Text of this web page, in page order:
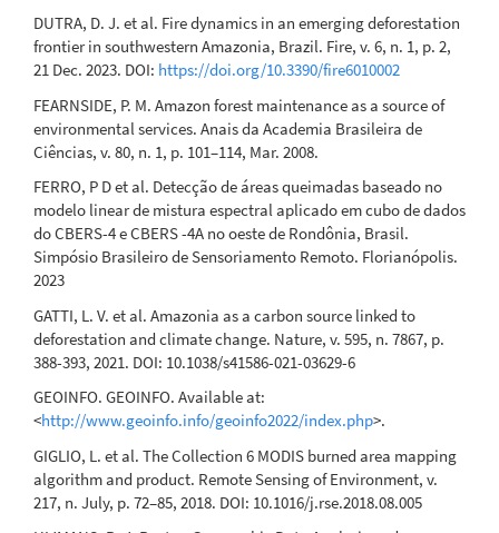
DUTRA, D. J. et al. Fire dynamics in an emerging deforestation
frontier in southwestern Amazonia, Brazil. Fire, v. 6, n. 1, p. 2,
21 Dec. 2023. DOI: https://doi.org/10.3390/fire6010002
FEARNSIDE, P. M. Amazon forest maintenance as a source of
environmental services. Anais da Academia Brasileira de
Ciências, v. 80, n. 1, p. 101–114, Mar. 2008.
FERRO, P D et al. Detecção de áreas queimadas baseado no
modelo linear de mistura espectral aplicado em cubo de dados
do CBERS-4 e CBERS -4A no oeste de Rondônia, Brasil.
Simpósio Brasileiro de Sensoriamento Remoto. Florianópolis.
2023
GATTI, L. V. et al. Amazonia as a carbon source linked to
deforestation and climate change. Nature, v. 595, n. 7867, p.
388-393, 2021. DOI: 10.1038/s41586-021-03629-6
GEOINFO. GEOINFO. Available at:
<http://www.geoinfo.info/geoinfo2022/index.php>.
GIGLIO, L. et al. The Collection 6 MODIS burned area mapping
algorithm and product. Remote Sensing of Environment, v.
217, n. July, p. 72–85, 2018. DOI: 10.1016/j.rse.2018.08.005